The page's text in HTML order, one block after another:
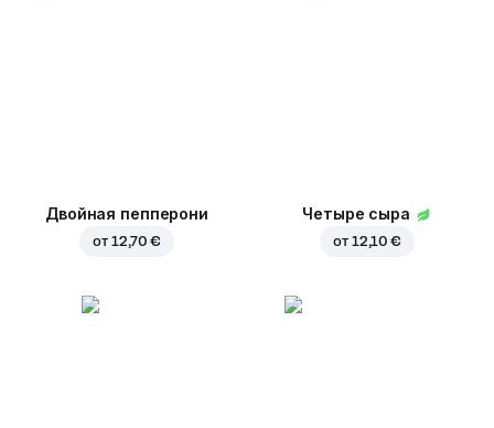
Двойная пепперони
от 12,70 €
Четыре сыра
от 12,10 €